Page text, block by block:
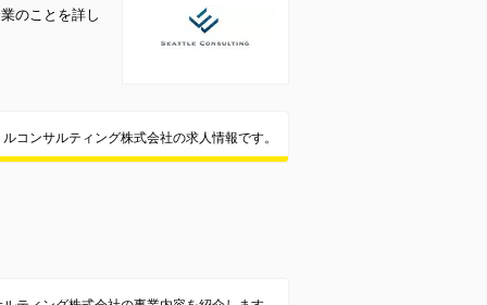
のことを詳し
ルコンサルティング株式会社の求人情報です。